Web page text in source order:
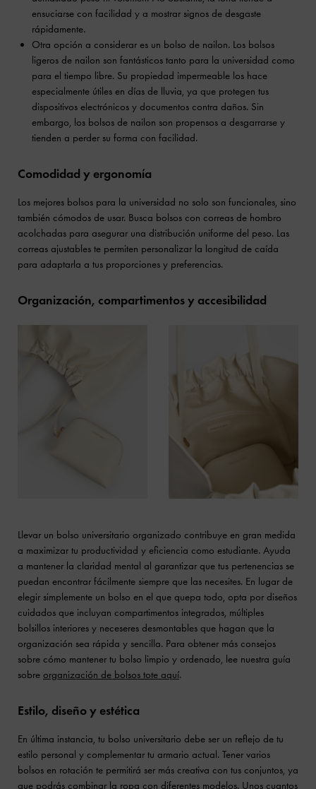
ensuciarse con facilidad y a mostrar signos de desgaste
rápidamente.
Otra opción a considerar es un bolso de nailon. Los bolsos
ligeros de nailon son fantásticos tanto para la universidad como
para el tiempo libre. Su propiedad impermeable los hace
especialmente útiles en días de lluvia, ya que protegen tus
dispositivos electrónicos y documentos contra daños. Sin
embargo, los bolsos de nailon son propensos a desgarrarse y
tienden a perder su forma con facilidad.
Comodidad y ergonomía
Los mejores bolsos para la universidad no solo son funcionales, sino
también cómodos de usar. Busca bolsos con correas de hombro
acolchadas para asegurar una distribución uniforme del peso. Las
correas ajustables te permiten personalizar la longitud de caída
para adaptarla a tus proporciones y preferencias.
Organización, compartimentos y accesibilidad
Llevar un bolso universitario organizado contribuye en gran medida
a maximizar tu productividad y eficiencia como estudiante. Ayuda
a mantener la claridad mental al garantizar que tus pertenencias se
puedan encontrar fácilmente siempre que las necesites. En lugar de
elegir simplemente un bolso en el que quepa todo, opta por diseños
cuidados que incluyan compartimentos integrados, múltiples
bolsillos interiores y neceseres desmontables que hagan que la
organización sea rápida y sencilla. Para obtener más consejos
sobre cómo mantener tu bolso limpio y ordenado, lee nuestra guía
sobre organización de bolsos tote aquí.
Estilo, diseño y estética
En última instancia, tu bolso universitario debe ser un reflejo de tu
estilo personal y complementar tu armario actual. Tener varios
bolsos en rotación te permitirá ser más creativa con tus conjuntos, ya
que podrás combinar la ropa con diferentes modelos. Unos cuantos